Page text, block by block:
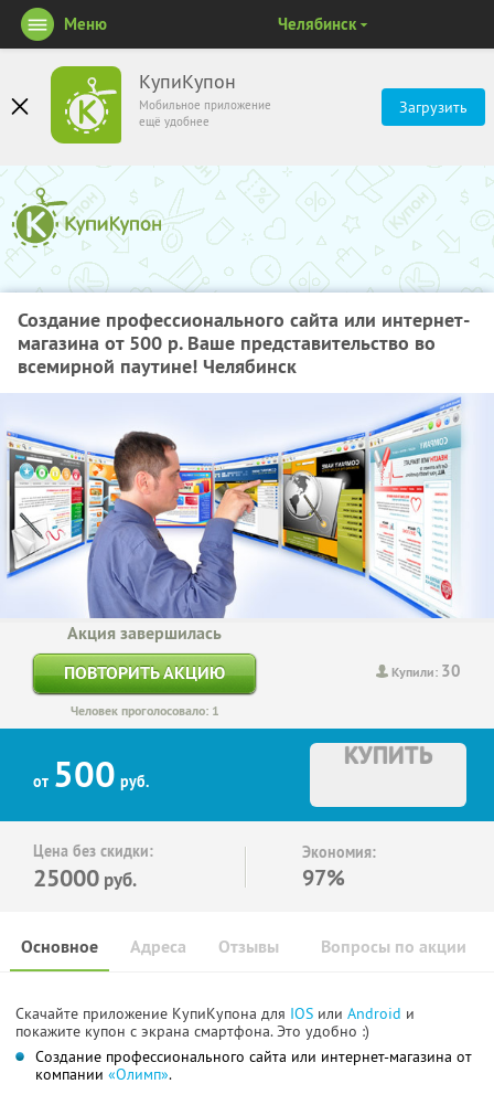
КупиКупон
Мобильное приложение
ещё удобнее
Загрузить
Меню Челябинск
Создание профессионального сайта или интернет-
магазина от 500 р. Ваше представительство во
всемирной паутине! Челябинск
Купили: 30
Акция завершилась
ПОВТОРИТЬ АКЦИЮ
Человек проголосовало: 1
от 500 руб.
КУПИТЬ
Цена без скидки:
25000 руб.
Экономия:
97%
Основное Отзывы Вопросы по акции
Адреса
Скачайте приложение КупиКупона для IOS или Android и
покажите купон с экрана смартфона. Это удобно :)
Создание профессионального сайта или интернет-магазина от
компании «Олимп».